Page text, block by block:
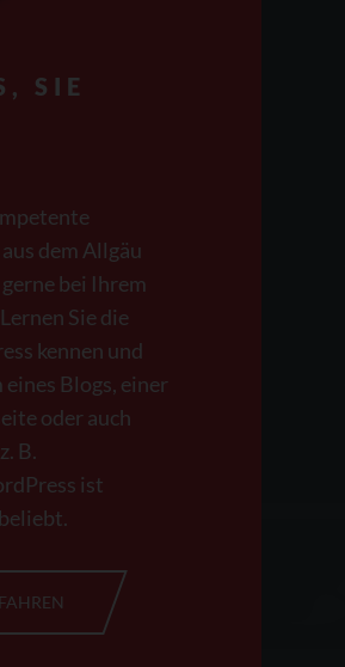
SIE
dem Allgäu
bei Ihrem
Sie die
kennen und
eines Blogs, einer
oder auch
B.
ist